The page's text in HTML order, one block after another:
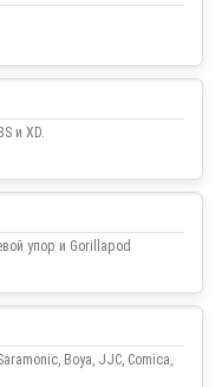
и XD.
упор и Gorillapod
Boya, JJC, Comica,